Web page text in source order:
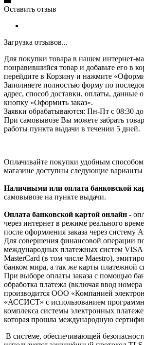
Оставить отзыв
Загрузка отзывов...
Для покупки товара в нашем интернет-
понравившийся товар и добавьте его в
перейдите в Корзину и нажмите
Заполняете полностью форму по
адрес, способ доставки, оплаты, данные
кнопку «Оформить заказ».
Заявки обрабатываются: Пн-Пт с 08:30
При самовывозе Вы можете забрать
работы пункта выдачи в течении 5 дней.
Оплачивайте покупки удобным
магазине доступны следующие
Наличными или оплата банковской
самовывозе на пункте выдачи.
Оплата банковской картой онлайн -
через интернет в режиме реального
после оформления заказа через систему
Для совершения финансовой операции
международных платежных систем VISA
MasterCard (в том числе Maestro),
банком мира, а так же карты
При выборе оплаты заказа с помощью
обработка платежа (включая ввод
производится ООО «Компанией
«АССИСТ» с использованием
комплекса системы электронных
которая прошла международную
В системе, обеспечивающей